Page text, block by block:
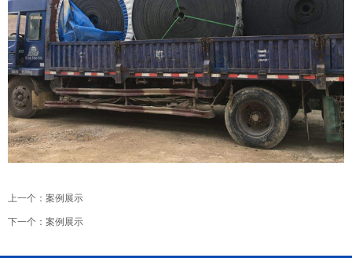
上一个： 案例展示
下一个： 案例展示